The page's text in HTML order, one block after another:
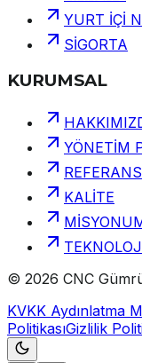
YURT İÇİ
SİGORTA
KURUMSAL
YÖNETİM
KALİTE
© 2026 CNC
KVKK Aydınlatma
PolitikasıGizlilik